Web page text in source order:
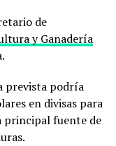
de
y Ganadería
prevista podría
en divisas para
principal fuente de